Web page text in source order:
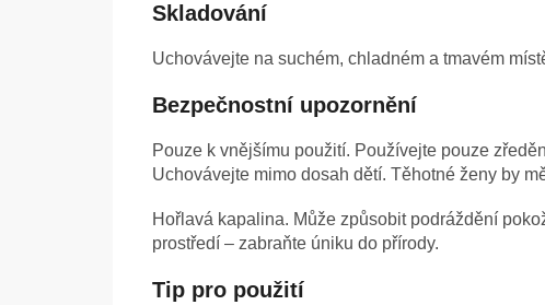
Skladování
Uchovávejte na suchém, chladném a tmavém
Bezpečnostní upozornění
Pouze k vnějšímu použití. Používejte pouze
Uchovávejte mimo dosah dětí. Těhotné ženy by
Hořlavá kapalina. Může způsobit podráždění
prostředí – zabraňte úniku do přírody.
Tip pro použití